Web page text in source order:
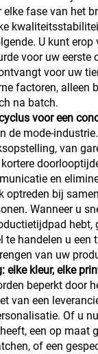
fase van het
U kunt erop
voor uw eerste
voor uw
factoren, alleen
na batch.
voor een
de mode-
van
en
optreden bij
Wanneer u
hebt,
handelen u een
van uw
elke kleur, elke
beperkt door
van een
Of u
een op maat
of een